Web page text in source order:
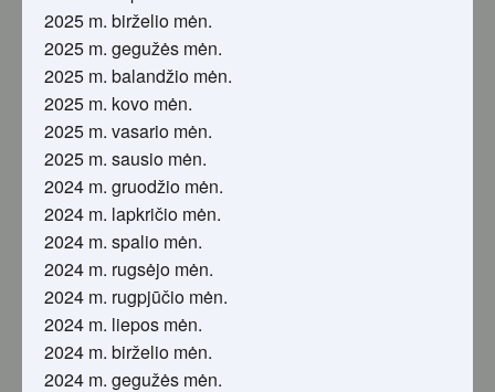
2025 m. birželio mėn.
2025 m. gegužės mėn.
2025 m. balandžio mėn.
2025 m. kovo mėn.
2025 m. vasario mėn.
2025 m. sausio mėn.
2024 m. gruodžio mėn.
2024 m. lapkričio mėn.
2024 m. spalio mėn.
2024 m. rugsėjo mėn.
2024 m. rugpjūčio mėn.
2024 m. liepos mėn.
2024 m. birželio mėn.
2024 m. gegužės mėn.